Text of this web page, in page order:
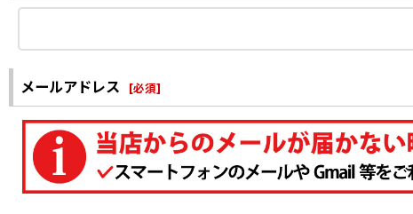
メールアドレス [必須]